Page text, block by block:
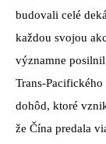
budovali celé
každou svojou
významne
Trans-
dohôd, ktoré
že Čína predala